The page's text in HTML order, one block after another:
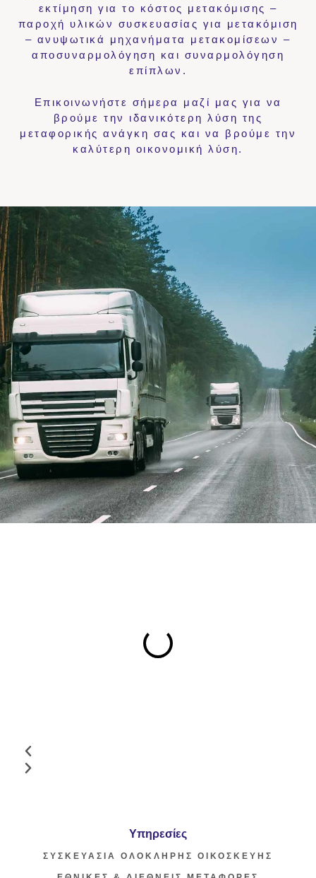
εκτίμηση για το κόστος μετακόμισης –
παροχή υλικών συσκευασίας για μετακόμιση
– ανυψωτικά μηχανήματα μετακομίσεων –
αποσυναρμολόγηση και συναρμολόγηση
επίπλων.
Επικοινωνήστε σήμερα μαζί μας για να
βρούμε την ιδανικότερη λύση της
μεταφορικής ανάγκη σας και να βρούμε την
καλύτερη οικονομική λύση.
Υπηρεσίες
ΣΥΣΚΕΥΑΣΙΑ ΟΛΟΚΛΗΡΗΣ ΟΙΚΟΣΚΕΥΗΣ